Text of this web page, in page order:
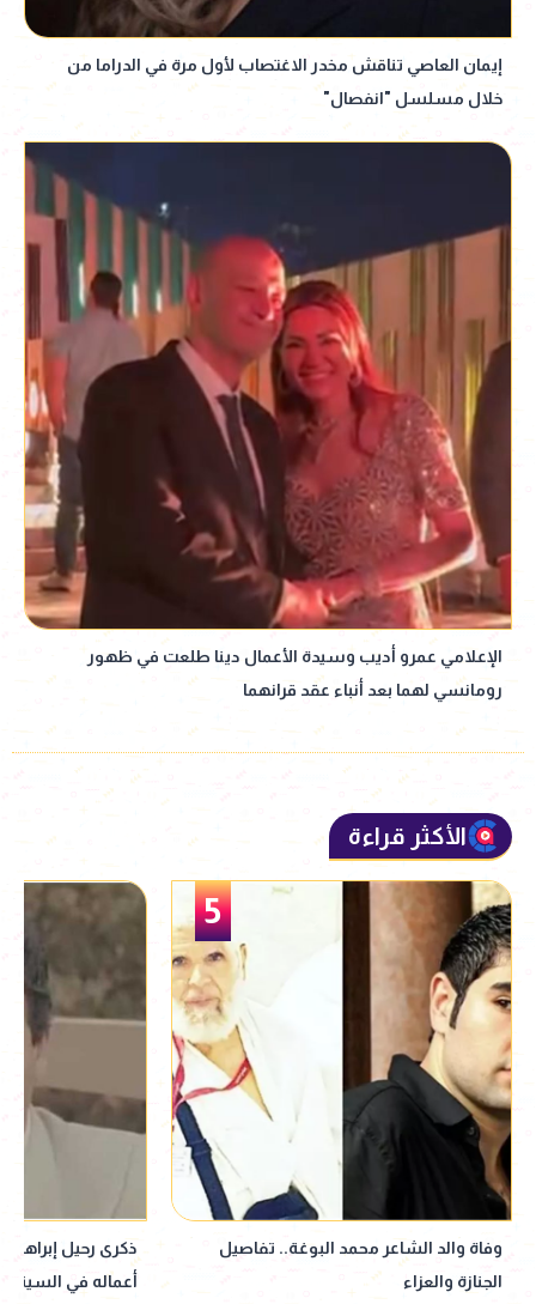
إيمان العاصي تناقش مخدر الاغتصاب لأول مرة في الدراما من
خلال مسلسل "انفصال"
الإعلامي عمرو أديب وسيدة الأعمال دينا طلعت في ظهور
رومانسي لهما بعد أنباء عقد قرانهما
الأكثر قراءة
5
وفاة والد الشاعر محمد البوغة.. تفاصيل
الجنازة والعزاء
ذكرى رحيل
أعماله في السينما